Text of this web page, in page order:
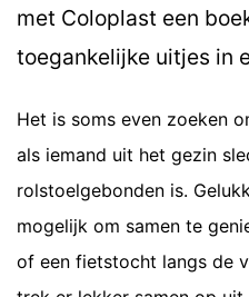
met Coloplast een
toegankelijke uitjes in
Het is soms even zoeken
als iemand uit het gezin
rolstoelgebonden is.
mogelijk om samen te
of een fietstocht langs de